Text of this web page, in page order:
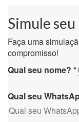
Simule
Faça uma
compromisso!
Qual seu nome? *
Qual seu